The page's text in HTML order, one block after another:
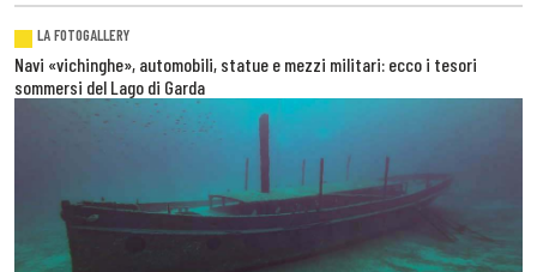
LA FOTOGALLERY
Navi «vichinghe», automobili, statue e mezzi militari: ecco i tesori
sommersi del Lago di Garda